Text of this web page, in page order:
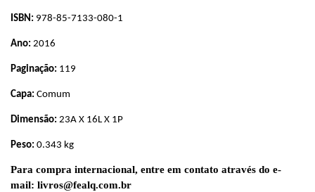
ISBN: 978-85-7133-080-1
Ano: 2016
Paginação: 119
Capa: Comum
Dimensão: 23A X 16L X 1P
Peso: 0.343 kg
Para compra internacional, entre em contato através do e-
mail: livros@fealq.com.br